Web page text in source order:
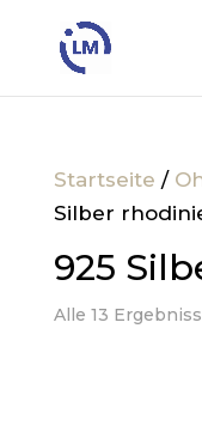
Startseite /
Silber
925
Alle 13